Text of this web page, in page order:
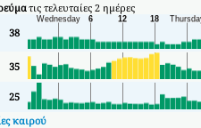
τις τελευταίες 2 ημέρες
38
35
25
καιρού